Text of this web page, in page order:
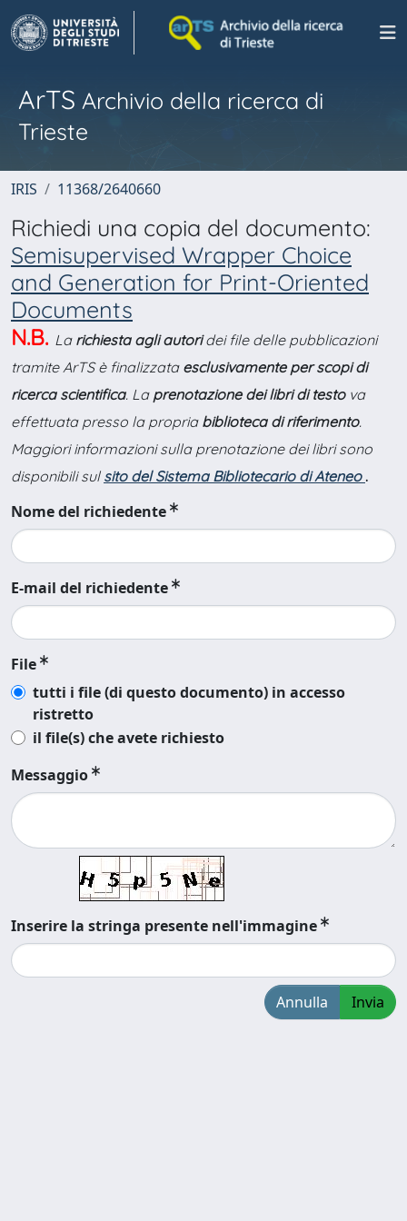
ArTS Archivio della ricerca di
Trieste
IRIS 11368/2640660
Richiedi una copia del documento:
Semisupervised Wrapper Choice
and Generation for Print-Oriented
Documents
N.B. La richiesta agli autoridei file delle pubblicazioni
tramite ArTS è finalizzata esclusivamente per scopi di
ricerca scientifica. La prenotazione dei libri di testova
effettuata presso la propria biblioteca di riferimento.
Maggiori informazioni sulla prenotazione dei libri sono
disponibili sul sito del Sistema Bibliotecario di Ateneo .
Nome del richiedente
E-mail del richiedente
File
tutti i file (di questo documento) in accesso
ristretto
il file(s) che avete richiesto
Messaggio
Inserire la stringa presente nell'immagine
Annulla Invia